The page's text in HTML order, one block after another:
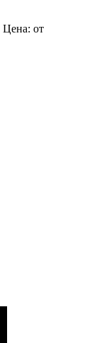
Цена: от